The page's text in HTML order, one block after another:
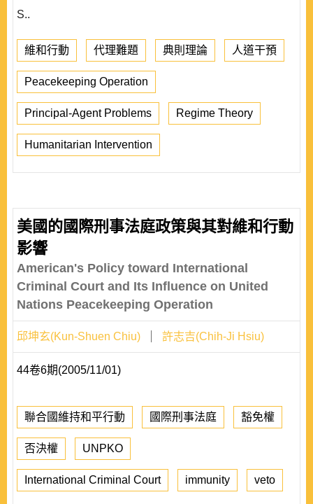
S..
維和行動 代理難題 典則理論 人道干預
Peacekeeping Operation
Principal-Agent Problems Regime Theory
Humanitarian Intervention
美國的國際刑事法庭政策與其對維和行動
影響
American's Policy toward International
Criminal Court and Its Influence on United
Nations Peacekeeping Operation
邱坤玄(Kun-Shuen Chiu) 許志吉(Chih-Ji Hsiu)
44卷6期(2005/11/01)
聯合國維持和平行動 國際刑事法庭 豁免權
否決權 UNPKO
International Criminal Court immunity veto